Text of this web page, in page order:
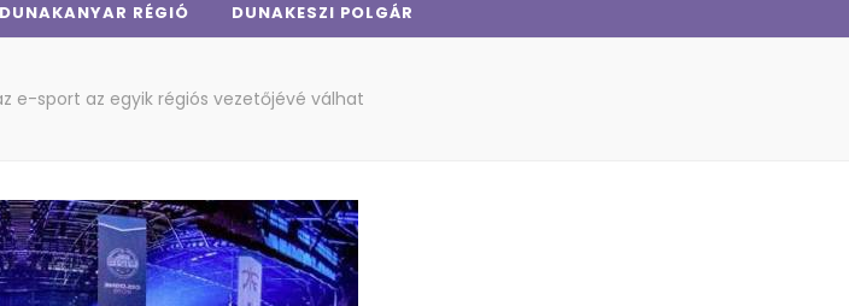
DUNAKANYAR RÉGIÓ DUNAKESZI POLGÁR
e-sport az egyik régiós vezetőjévé válhat